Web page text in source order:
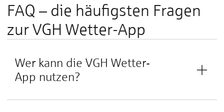
FAQ – die häu­figs­ten Fra­gen
zur VGH ­Wetter-App
Wer kann die VGH Wetter-
App nutzen?